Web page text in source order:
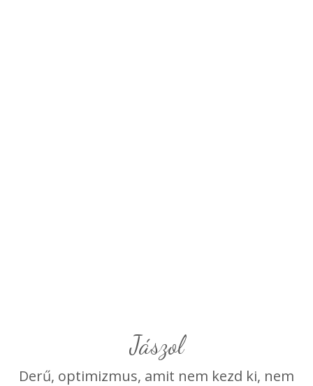
jászol
Derű, optimizmus, amit nem kezd ki, nem